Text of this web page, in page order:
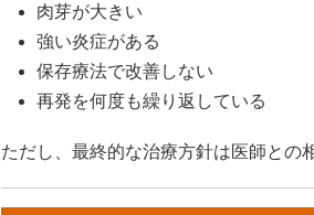
肉芽が大きい
強い炎症がある
保存療法で改善しない
再発を何度も繰り返している
ただし、最終的な治療方針は医師との